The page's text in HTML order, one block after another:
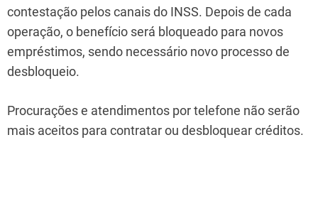
contestação pelos canais do INSS. Depois de cada
operação, o benefício será bloqueado para novos
empréstimos, sendo necessário novo processo de
desbloqueio.
Procurações e atendimentos por telefone não serão
mais aceitos para contratar ou desbloquear créditos.